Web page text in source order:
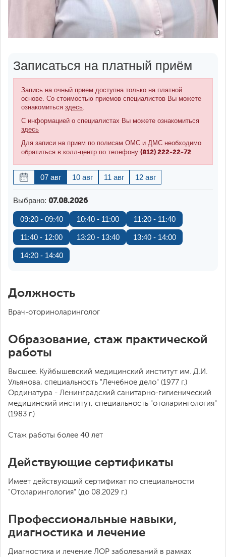
Записаться на платный приём
Запись на очный прием доступна только на платной
основе. Со стоимостью приемов специалистов Вы можете
ознакомиться здесь.
С информацией о специалистах Вы можете ознакомиться
здесь
Для записи на прием по полисам ОМС и ДМС необходимо
обратиться в колл-центр по телефону (812) 222-22-72
07 авг 10 авг 11 авг 12 авг
Выбрано: 07.08.2026
09:20 - 09:40 10:40 - 11:00 11:20 - 11:40
11:40 - 12:00 13:20 - 13:40 13:40 - 14:00
14:20 - 14:40
Должность
Врач-оториноларинголог
Образование, стаж практической
работы
Высшее. Куйбышевский медицинский институт им. Д.И.
Ульянова, специальность "Лечебное дело" (1977 г.)
Ординатура - Ленинградский санитарно-гигиенический
медицинский институт, специальность "отоларингология"
(1983 г.)
Стаж работы более 40 лет
Действующие сертификаты
Имеет действующий сертификат по специальности
"Отоларингология" (до 08.2029 г.)
Профессиональные навыки,
диагностика и лечение
Диагностика и лечение ЛОР заболеваний в рамках